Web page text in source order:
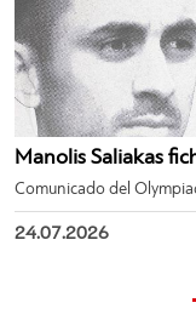
Manolis Saliakas
Comunicado del
24.07.2026